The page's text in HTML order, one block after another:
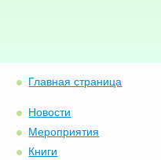
Главная страница
Новости
Мероприятия
Книги